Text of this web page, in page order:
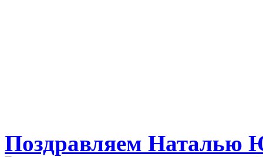
Поздравляем Наталью